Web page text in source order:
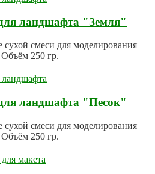
ландшафта "Земля"
сухой смеси для моделирования
250 гр.
ландшафта "Песок"
сухой смеси для моделирования
250 гр.